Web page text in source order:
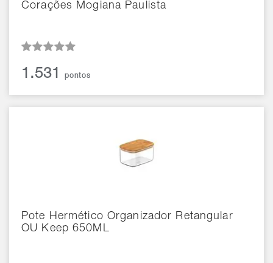
Corações Mogiana Paulista
1.531pontos
Pote Hermético Organizador Retangular
OU Keep 650ML